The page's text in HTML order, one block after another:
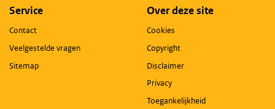
Service
Contact
Veelgestelde vragen
Sitemap
Over deze site
Cookies
Copyright
Disclaimer
Privacy
Toegankelijkheid